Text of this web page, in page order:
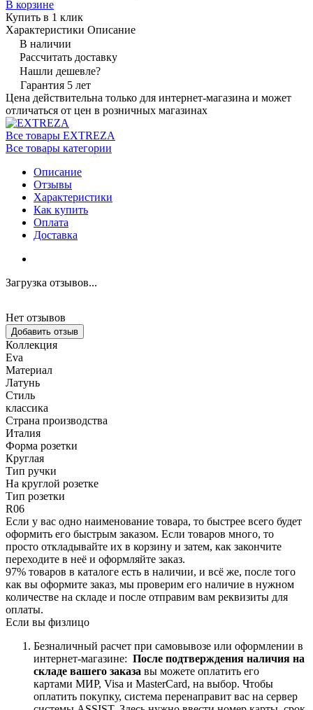
В корзине
Купить в 1 клик
Характеристики Описание
В наличии
Рассчитать доставку
Нашли дешевле?
Гарантия 5 лет
Цена действительна только для интернет-магазина и может
отличаться от цен в розничных магазинах
Все товары EXTREZA
Все товары категории
Описание
Отзывы
Характеристики
Как купить
Оплата
Доставка
Загрузка отзывов...
Нет отзывов
Добавить отзыв
Коллекция
Eva
Материал
Латунь
Стиль
классика
Страна производства
Италия
Форма розетки
Круглая
Тип ручки
На круглой розетке
Тип розетки
R06
Если у вас одно наименование товара, то быстрее всего будет
оформить его быстрым заказом. Если товаров много, то
просто откладывайте их в корзину и затем, как закончите
переходите в неё и оформляйте заказ.
97% товаров в каталоге есть в наличии, и всё же, после того
как вы оформите заказ, мы проверим его наличие в нужном
количестве на складе и после отправим вам реквизиты для
оплаты.
Если вы физлицо
Безналичный расчет при самовывозе или оформлении в
интернет-магазине: После подтверждения наличия на
складе вашего заказа вы можете оплатить его
картами МИР, Visa и MasterCard, на выбор. Чтобы
оплатить покупку, система перенаправит вас на сервер